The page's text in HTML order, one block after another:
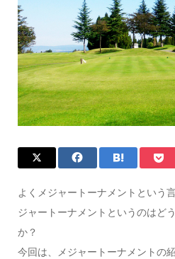
よくメジャートーナメントという
ジャートーナメントというのはど
か？
今回は、メジャートーナメントの